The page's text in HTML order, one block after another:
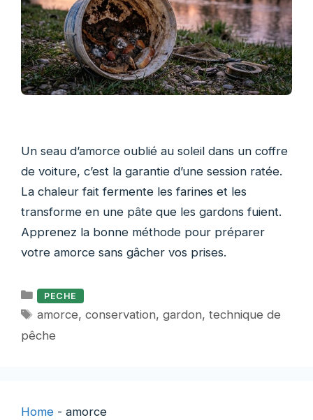
Un seau d’amorce oublié au soleil dans un coffre
de voiture, c’est la garantie d’une session ratée.
La chaleur fait fermente les farines et les
transforme en une pâte que les gardons fuient.
Apprenez la bonne méthode pour préparer
votre amorce sans gâcher vos prises.
Catégories
PECHE
Étiquettes
amorce,conservation,gardon,technique de
pêche
Home - amorce